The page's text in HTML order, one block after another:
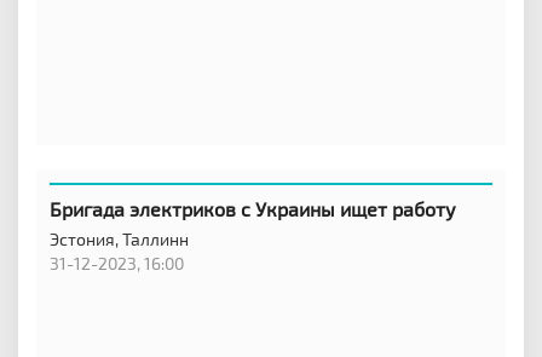
Бригада электриков с Украины ищет работу
Эстония,Таллинн
31-12-2023, 16:00